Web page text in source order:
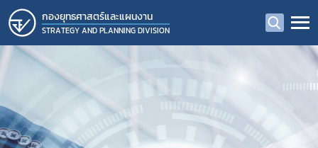
กองยุทธศาสตร์และแผนงาน
STRATEGY AND PLANNING DIVISION